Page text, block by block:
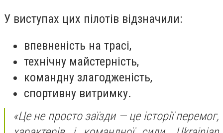
У виступах цих пілотів відзначили:
впевненість на трасі,
технічну майстерність,
командну злагодженість,
спортивну витримку.
«Це не просто заїзди — це історії перемог,